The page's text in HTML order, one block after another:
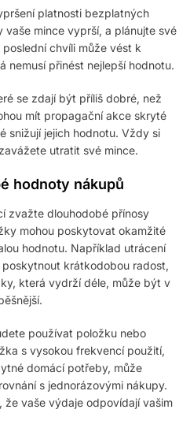
platnosti bezplatných
vaše mince vyprší, a plánujte své
chvíli může vést k
nemusí přinést nejlepší hodnotu.
se zdají být příliš dobré, než
mít propagační akce skryté
snižují jejich hodnotu. Vždy si
utratit své mince.
hodnoty nákupů
zvažte dlouhodobé přínosy
mohou poskytovat okamžité
hodnotu. Například utrácení
krátkodobou radost,
která vydrží déle, může být v
používat položku nebo
s vysokou frekvencí použití,
domácí potřeby, může
s jednorázovými nákupy.
že vaše výdaje odpovídají vašim